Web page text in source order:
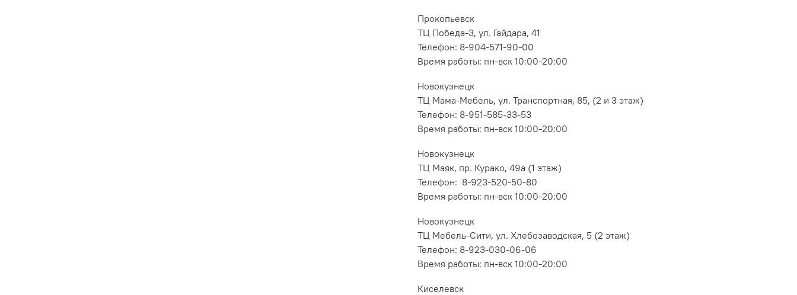
Прокопьевск
ТЦ Победа-3, ул. Гайдара, 41
Телефон: 8-904-571-90-00
Время работы: пн-вск 10:00-20:00
Новокузнецк
ТЦ Мама-Мебель, ул. Транспортная, 85, (2 и 3 этаж)
Телефон: 8-951-585-33-53
Время работы: пн-вск 10:00-20:00
Новокузнецк
ТЦ Маяк, пр. Курако, 49а (1 этаж)
Телефон: 8-923-520-50-80
Время работы: пн-вск 10:00-20:00
Новокузнецк
ТЦ Мебель-Сити, ул. Хлебозаводская, 5 (2 этаж)
Телефон: 8-923-030-06-06
Время работы: пн-вск 10:00-20:00
Киселевск